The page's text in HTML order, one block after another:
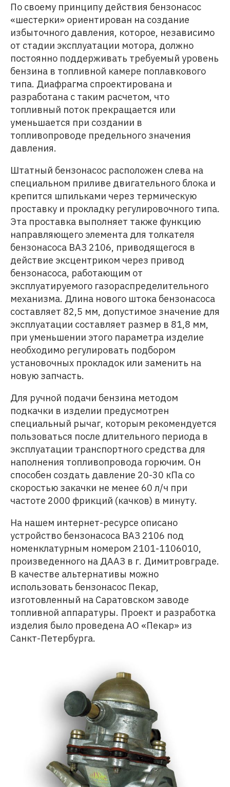
По своему принципу действия бензонасос
«шестерки» ориентирован на создание
избыточного давления, которое, независимо
от стадии эксплуатации мотора, должно
постоянно поддерживать требуемый уровень
бензина в топливной камере поплавкового
типа. Диафрагма спроектирована и
разработана с таким расчетом, что
топливный поток прекращается или
уменьшается при создании в
топливопроводе предельного значения
давления.
Штатный бензонасос расположен слева на
специальном приливе двигательного блока и
крепится шпильками через термическую
проставку и прокладку регулировочного типа.
Эта проставка выполняет также функцию
направляющего элемента для толкателя
бензонасоса ВАЗ 2106, приводящегося в
действие эксцентриком через привод
бензонасоса, работающим от
эксплуатируемого газораспределительного
механизма. Длина нового штока бензонасоса
составляет 82,5 мм, допустимое значение для
эксплуатации составляет размер в 81,8 мм,
при уменьшении этого параметра изделие
необходимо регулировать подбором
установочных прокладок или заменить на
новую запчасть.
Для ручной подачи бензина методом
подкачки в изделии предусмотрен
специальный рычаг, которым рекомендуется
пользоваться после длительного периода в
эксплуатации транспортного средства для
наполнения топливопровода горючим. Он
способен создать давление 20-30 кПа со
скоростью закачки не менее 60 л/ч при
частоте 2000 фрикций (качков) в минуту.
На нашем интернет-ресурсе описано
устройство бензонасоса ВАЗ 2106 под
номенклатурным номером 2101-1106010,
произведенного на ДААЗ в г. Димитровграде.
В качестве альтернативы можно
использовать бензонасос Пекар,
изготовленный на Саратовском заводе
топливной аппаратуры. Проект и разработка
изделия было проведена АО «Пекар» из
Санкт-Петербурга.